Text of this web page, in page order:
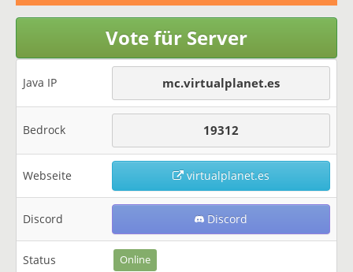
Vote für Server
Java IP mc.virtualplanet.es
Bedrock 19312
Webseite virtualplanet.es
Discord Discord
Status Online